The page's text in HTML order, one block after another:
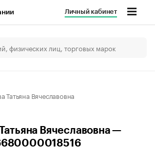
Личный кабинет
Татьяна Вячеславовна
Вячеславовна —